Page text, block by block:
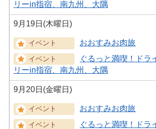
リーin指宿、南九州、大隅
9月19日(木曜日)
おおすみお肉旅
ぐるっと満喫！ドラ
リーin指宿、南九州、大隅
9月20日(金曜日)
おおすみお肉旅
ぐるっと満喫！ドラ